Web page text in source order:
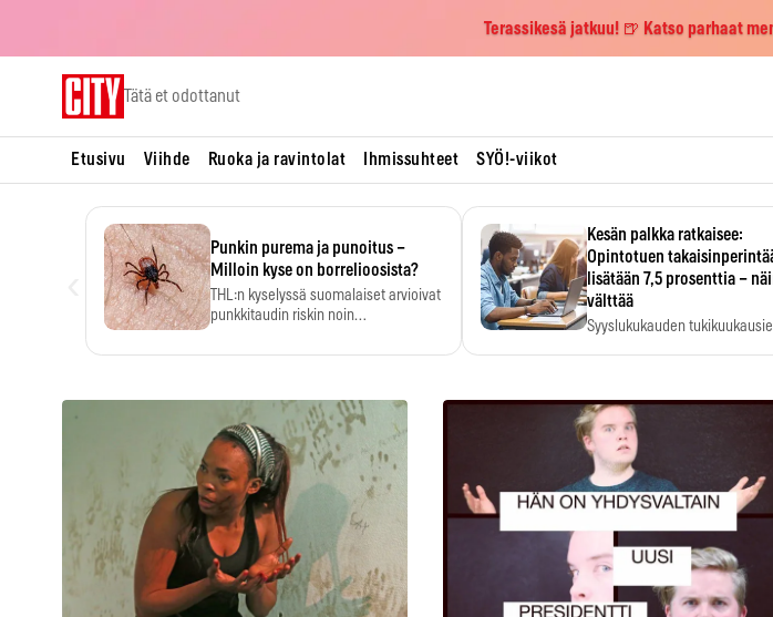
Terassikesä jatkuu! 🍺 Katso parhaat
Tätä et odottanut
Etusivu Viihde Ruoka ja ravintolat Ihmissuhteet SYÖ!-viikot
Punkin purema ja punoitus –
Milloin kyse on borrelioosista?
THL:n kyselyssä suomalaiset arvioivat
punkkitaudin riskin noin
Kesän palkka ratkaisee:
Opintotuen
lisätään 7,5 prosenttia –
välttää
Syyslukukauden